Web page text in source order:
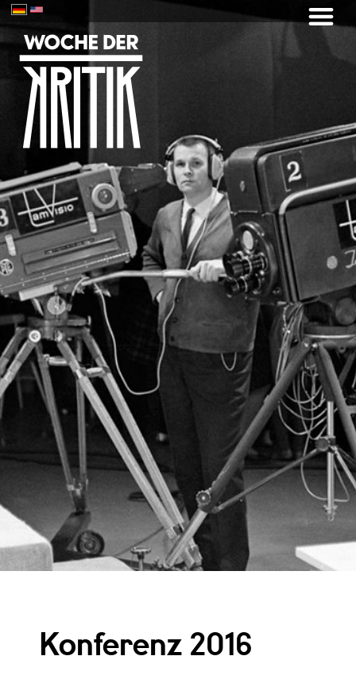
Konferenz 2016